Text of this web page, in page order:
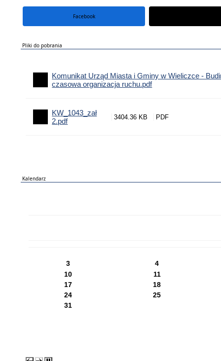
Facebook
Pliki do pobrania
Komunikat Urząd Miasta i Gminy w Wieliczce -
czasowa organizacja ruchu.pdf
KW_1043_zał
2.pdf
3404.36 KB
Kalendarz
3
4
10
11
17
18
24
25
31